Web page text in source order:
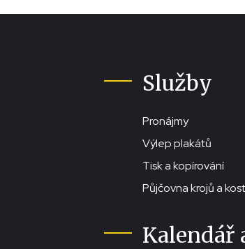
Služby
Pronájmy
Výlep plakátů
Tisk a kopírování
Půjčovna krojů a
Kalendář